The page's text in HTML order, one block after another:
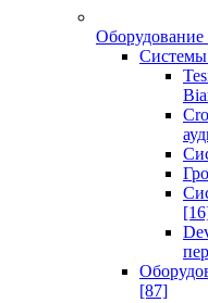
Оборудование
Системы
[87]